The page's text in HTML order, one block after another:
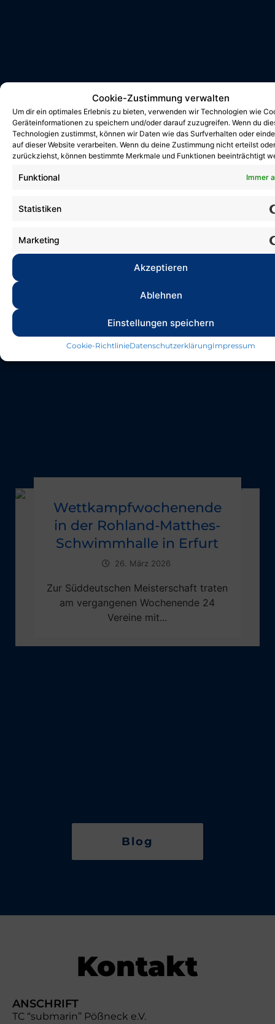
Cookie-Zustimmung verwalten
Um dir ein optimales Erlebnis zu bieten, verwenden wir Technologien wie
Geräteinformationen zu speichern und/oder darauf zuzugreifen. Wenn du
Technologien zustimmst, können wir Daten wie das Surfverhalten oder
auf dieser Website verarbeiten. Wenn du deine Zustimmung nicht erteilst oder
zurückziehst, können bestimmte Merkmale und Funktionen beeinträchtigt
Funktional Immer
Statistiken
Marketing
Akzeptieren
Ablehnen
Einstellungen speichern
Cookie-RichtlinieDatenschutzerklärungImpressum
Am vergangenen Wochenende fand in
Halle die Deutsche
Wettkampfwochenende
in der Rohland-Matthes-
Schwimmhalle in Erfurt
26. März 2026
Zur Süddeutschen Meisterschaft traten
am vergangenen Wochenende 24
Vereine mit...
Blog
Kontakt
ANSCHRIFT
TC “submarin” Pößneck e.V.